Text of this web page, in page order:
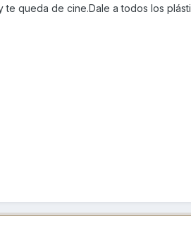
queda de cine.Dale a todos los